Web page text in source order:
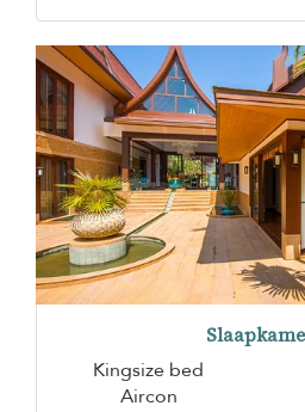
Kingsize bed
Aircon